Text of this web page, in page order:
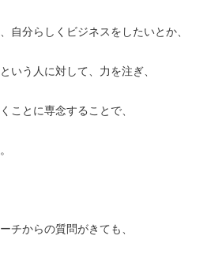
自分らしくビジネスをしたいとか、
いう人に対して、力を注ぎ、
ことに専念することで、
チからの質問がきても、